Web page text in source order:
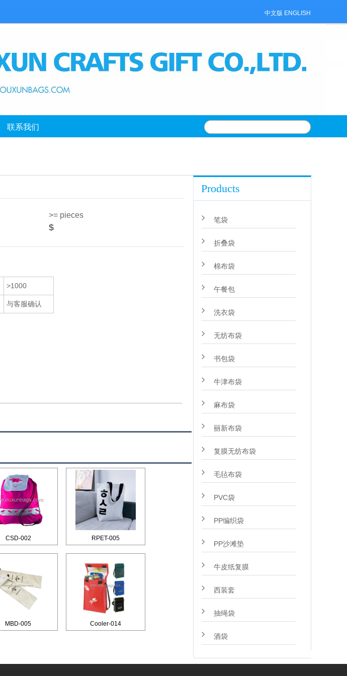
中文版 ENGLISH
联系我们
Products
笔袋
折叠袋
棉布袋
午餐包
洗衣袋
无纺布袋
书包袋
牛津布袋
麻布袋
丽新布袋
复膜无纺布袋
毛毡布袋
PVC袋
PP编织袋
PP沙滩垫
牛皮纸复膜
西装套
抽绳袋
酒袋
>= pieces
$
>1000
与客服确认
CSD-002 RPET-005
MBD-005 Cooler-014